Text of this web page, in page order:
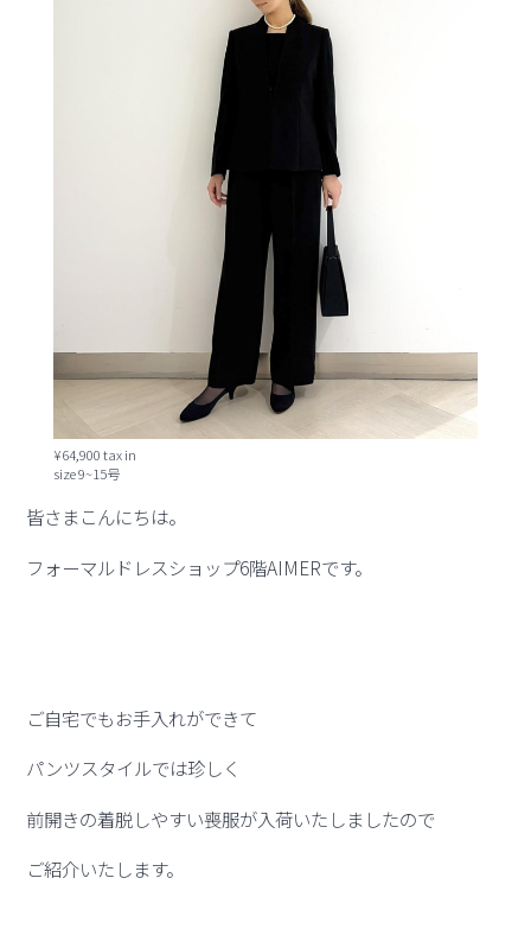
¥64,900 tax in
size 9~15号
皆さまこんにちは。
フォーマルドレスショップ6階AIMERです。
ご自宅でもお手入れができて
パンツスタイルでは珍しく
前開きの着脱しやすい喪服が入荷いたしましたので
ご紹介いたします。